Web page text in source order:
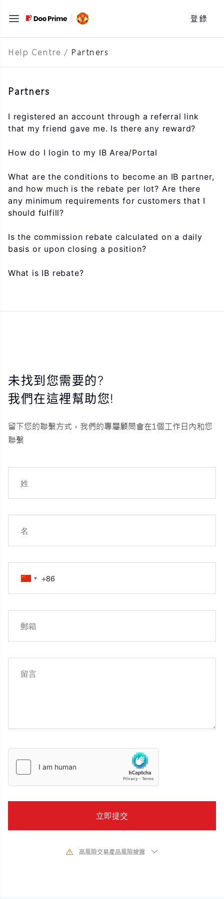
至
主
要
內
登錄
Help Centre / Partners
Partners
I registered an account through a referral link
that my friend gave me. Is there any reward?
How do I login to my IB Area/Portal
What are the conditions to become an IB partner,
and how much is the rebate per lot? Are there
any minimum requirements for customers that I
should fulfill?
Is the commission rebate calculated on a daily
basis or upon closing a position?
What is IB rebate?
未找到您需要的?
我們在這裡幫助您!
留下您的聯繫方式，我們的專屬顧問會在1個工作日內和您
聯繫
高風險交易產品風險披露